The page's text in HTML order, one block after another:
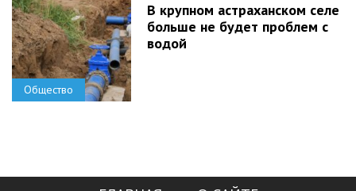
Общество
В крупном астраханском селе
больше не будет проблем с
водой